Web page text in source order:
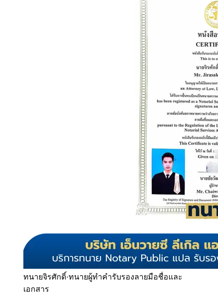
ทนายจิรศักดิ์·ทนายผู้ทำคำรับรองลายมือชื่อและ
เอกสาร